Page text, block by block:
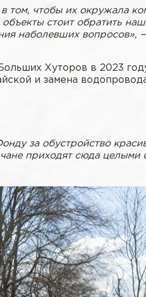
том, чтобы их окружала
стоит обратить
наболевших вопросов»,
Хуторов в 2023
и замена
за обустройство
приходят сюда целыми